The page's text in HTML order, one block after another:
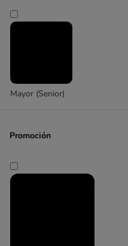
Mayor (Senior)
Promoción